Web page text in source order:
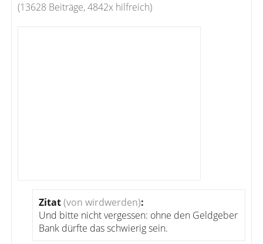
(13628 Beiträge, 4842x hilfreich)
Zitat(von wirdwerden):
Und bitte nicht vergessen: ohne den Geldgeber
Bank dürfte das schwierig sein.